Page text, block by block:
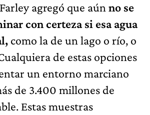
agregó que aún no se
con certeza si esa agua
como la de un lago o río, o
de estas opciones
un entorno marciano
de 3.400 millones de
Estas muestras